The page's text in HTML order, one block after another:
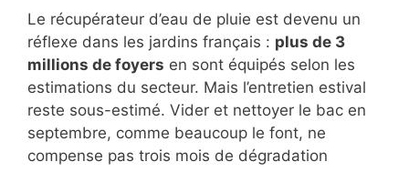
Le récupérateur d’eau de pluie est devenu un
réflexe dans les jardins français : plus de 3
millions de foyers en sont équipés selon les
estimations du secteur. Mais l’entretien estival
reste sous-estimé. Vider et nettoyer le bac en
septembre, comme beaucoup le font, ne
compense pas trois mois de dégradation